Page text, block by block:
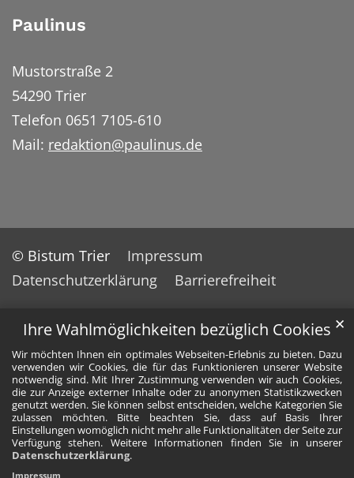
Ihre Wahlmöglichkeiten bezüglich Cookies
Wir möchten Ihnen ein optimales Webseiten-Erlebnis zu bieten. Dazu
verwenden wir Cookies, die für das Funktionieren unserer Website
notwendig sind. Mit Ihrer Zustimmung verwenden wir auch Cookies,
die zur Anzeige externer Inhalte oder zu anonymen Statistikzwecken
genutzt werden. Sie können selbst entscheiden, welche Kategorien Sie
zulassen möchten. Bitte beachten Sie, dass auf Basis Ihrer
Einstellungen womöglich nicht mehr alle Funktionalitäten der Seite zur
Verfügung stehen. Weitere Informationen finden Sie in unserer
Datenschutzerklärung.
✕
Impressum
Paulinus
Mustorstraße 2
54290 Trier
Telefon 0651 7105-610
Mail: redaktion@paulinus.de
© Bistum Trier
Impressum
Datenschutzerklärung
Barrierefreiheit